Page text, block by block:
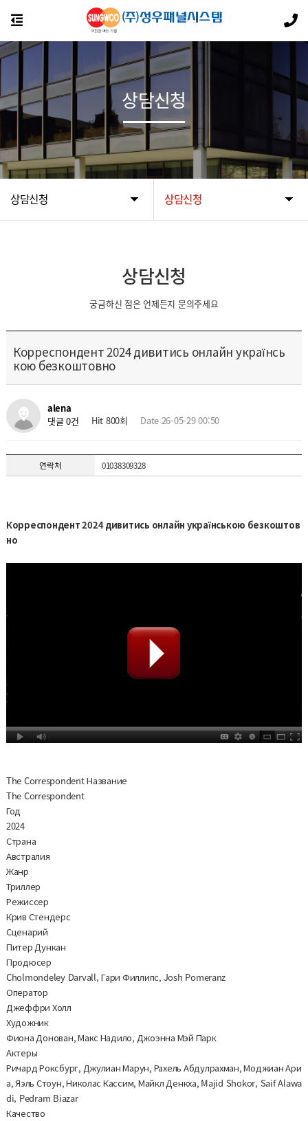
상담신청 상담신청
상담신청
상담신청
궁금하신 점은 언제든지 문의주세요
Корреспондент 2024 дивитись онлайн українсь
кою безкоштовно
alena
댓글 0건
Hit 800회 Date 26-05-29 00:50
연락처 01038309328
Корреспондент 2024 дивитись онлайн українською безкоштов
но
The Correspondent Название
The Correspondent
Год
2024
Страна
Австралия
Жанр
Триллер
Режиссер
Крив Стендерс
Сценарий
Питер Дункан
Продюсер
Cholmondeley Darvall, Гари Филлипс, Josh Pomeranz
Оператор
Джеффри Холл
Художник
Фиона Донован, Макс Надило, Джоэнна Мэй Парк
Актеры
Ричард Роксбург, Джулиан Марун, Рахель Абдулрахман, Моджиан Ари
а, Яэль Стоун, Николас Кассим, Майкл Денкха, Majid Shokor, Saif Alawa
di, Pedram Biazar
Качество